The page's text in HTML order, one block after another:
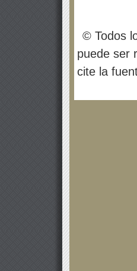
© Todos
puede ser
cite la